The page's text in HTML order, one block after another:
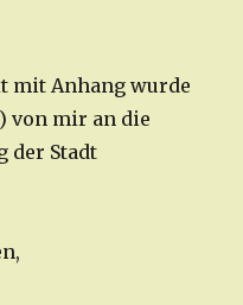
mit Anhang wurde
von mir an die
der Stadt